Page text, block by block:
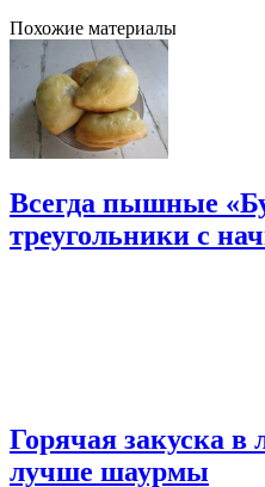
Похожие материалы
Всегда пышные
треугольники с
Горячая закуска в
лучше шаурмы